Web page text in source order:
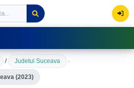
Turistice | Trasee
/ Judetul Suceava ›
(2023)